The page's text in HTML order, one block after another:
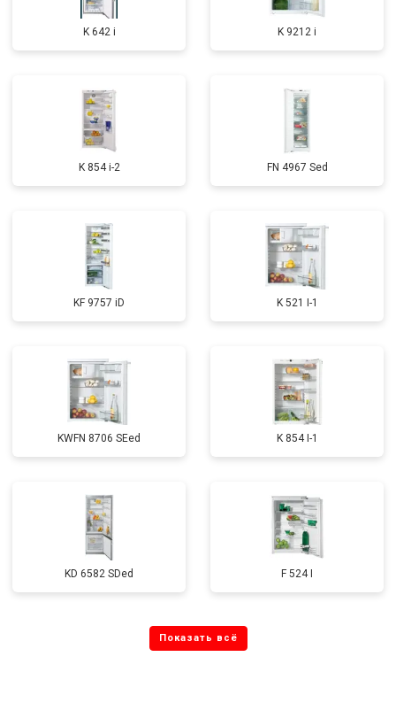
K 642 i K 9212 i
K 854 i-2 FN 4967 Sed
KF 9757 iD K 521 I-1
KWFN 8706 SEed K 854 I-1
KD 6582 SDed F 524 I